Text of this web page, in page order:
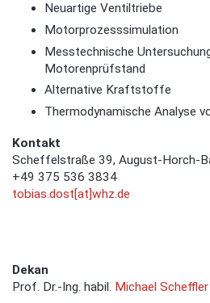
Neuartige Ventiltriebe
Motorprozesssimulation
Messtechnische
Motorenprüfstand
Alternative Kraftstoffe
Thermodynamische Analyse
Kontakt
Scheffelstraße 39, August-Horch-
+49 375 536 3834
tobias.dost[at]whz.de
Dekan
Prof. Dr.-Ing. habil. Michael Scheffler